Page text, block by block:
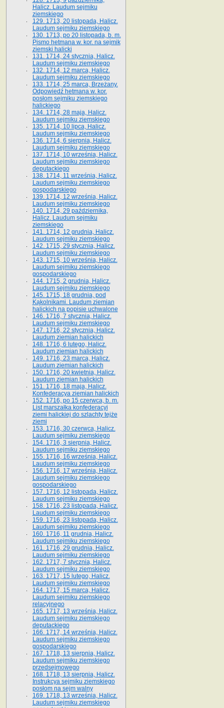
Halicz. Laudum sejmiku
ziemskiego
129. 1713, 20 listopada, Halicz.
Laudum sejmiku ziemskiego
130. 1713, po 20 listopada, b. m.
Pismo hetmana w. kor. na sejmik
ziemski halicki
131. 1714, 24 stycznia, Halicz.
Laudum sejmiku ziemskiego
132. 1714, 12 marca, Halicz.
Laudum sejmiku ziemskiego
133. 1714, 25 marca, Brzeżany.
Odpowiedź hetmana w. kor.
posłom sejmiku ziemskiego
halickiego
134. 1714, 28 maja, Halicz.
Laudum sejmiku ziemskiego
135. 1714, 10 lipca, Halicz.
Laudum sejmiku ziemskiego
136. 1714, 6 sierpnia, Halicz.
Laudum sejmiku ziemskiego
137. 1714, 10 września, Halicz.
Laudum sejmiku ziemskiego
deputackiego
138. 1714, 11 września, Halicz.
Laudum sejmiku ziemskiego
gospodarskiego
139. 1714, 12 września, Halicz.
Laudum sejmiku ziemskiego
140. 1714, 29 października,
Halicz. Laudum sejmiku
ziemskiego
141. 1714, 12 grudnia, Halicz.
Laudum sejmiku ziemskiego
142. 1715, 29 stycznia, Halicz.
Laudum sejmiku ziemskiego
143. 1715, 10 września, Halicz.
Laudum sejmiku ziemskiego
gospodarskiego
144. 1715, 2 grudnia, Halicz.
Laudum sejmiku ziemskiego
145. 1715, 18 grudnia, pod
Kąkolnikami. Laudum ziemian
halickich na popisie uchwalone
146. 1716, 7 stycznia, Halicz.
Laudum sejmiku ziemskiego
147. 1716, 22 stycznia, Halicz.
Laudum ziemian halickich
148. 1716, 6 lutego, Halicz.
Laudum ziemian halickich
149. 1716, 23 marca, Halicz.
Laudum ziemian halickich
150. 1716, 20 kwietnia, Halicz.
Laudum ziemian halickich
151. 1716, 18 maja, Halicz.
Konfederacya ziemian halickich
152. 1716, po 15 czerwca, b. m.
List marszałka konfederacyi
ziemi halickiej do szlachty tejże
ziemi
153. 1716, 30 czerwca, Halicz.
Laudum sejmiku ziemskiego
154. 1716, 3 sierpnia, Halicz.
Laudum sejmiku ziemskiego
155. 1716, 16 września, Halicz.
Laudum sejmiku ziemskiego
156. 1716, 17 września, Halicz.
Laudum sejmiku ziemskiego
gospodarskiego
157. 1716, 12 listopada, Halicz.
Laudum sejmiku ziemskiego
158. 1716, 23 listopada, Halicz.
Laudum sejmiku ziemskiego
159. 1716, 23 listopada, Halicz.
Laudum sejmiku ziemskiego
160. 1716, 11 grudnia, Halicz.
Laudum sejmiku ziemskiego
161. 1716, 29 grudnia, Halicz.
Laudum sejmiku ziemskiego
162. 1717, 7 stycznia, Halicz.
Laudum sejmiku ziemskiego
163. 1717, 15 lutego, Halicz.
Laudum sejmiku ziemskiego
164. 1717, 15 marca, Halicz.
Laudum sejmiku ziemskiego
relacyjnego
165. 1717, 13 września, Halicz.
Laudum sejmiku ziemskiego
deputackiego
166. 1717, 14 września, Halicz.
Laudum sejmiku ziemskiego
gospodarskiego
167. 1718, 13 sierpnia, Halicz.
Laudum sejmiku ziemskiego
przedsejmowego
168. 1718, 13 sierpnia, Halicz.
Instrukcya sejmiku ziemskiego
posłom na sejm walny
169. 1718, 13 września, Halicz.
Laudum sejmiku ziemskiego